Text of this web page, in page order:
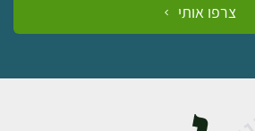
צרפו אותי